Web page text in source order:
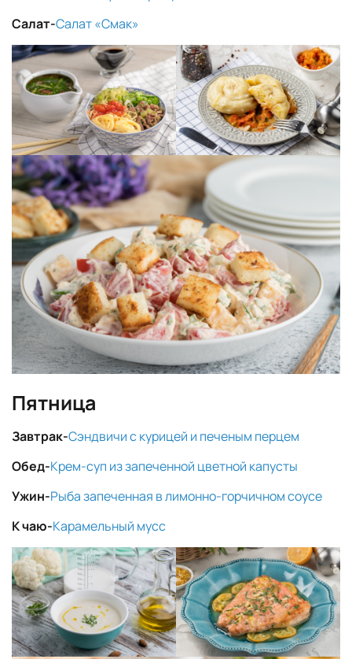
Салат-Салат «Смак»
Пятница
Завтрак-Сэндвичи с курицей и печеным перцем
Обед-Крем-суп из запеченной цветной капусты
Ужин-Рыба запеченная в лимонно-горчичном соусе
К чаю-Карамельный мусс